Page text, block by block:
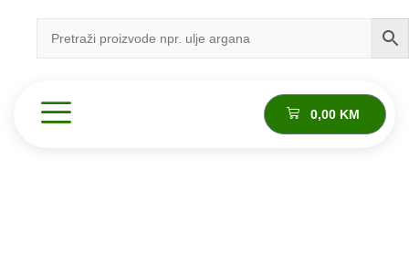
0,00 KM